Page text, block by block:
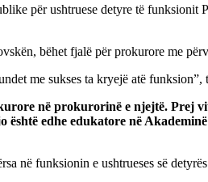
për ushtruese detyre të funksionit
bëhet fjalë për prokurore me
me sukses ta kryejë atë funksion”,
në prokurorinë e njejtë. Prej
edhe edukatore në
në funksionin e ushtrueses së